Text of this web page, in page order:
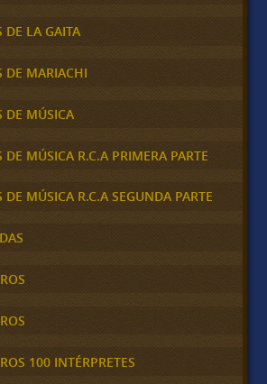
DE LA GAITA
DE MARIACHI
DE MÚSICA
MÚSICA R.C.A PRIMERA PARTE
MÚSICA R.C.A SEGUNDA PARTE
100 INTÉRPRETES